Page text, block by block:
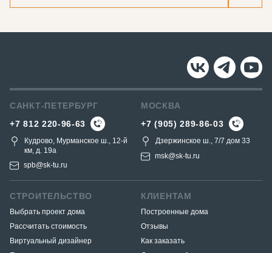
САНКТ-ПЕТЕРБУРГ
+7 812 220-96-63
Кудрово, Мурманское ш., 12-й
км, д. 19a
spb@sk-tu.ru
МОСКВА
+7 (905) 289-86-03
Дзержинское ш., 7/7 дом 33
msk@sk-tu.ru
СТРОИТЕЛЬСТВО
Выбрать проект дома
Рассчитать стоимость
Виртуальный дизайнер
КЛИЕНТАМ
Построенные дома
Отзывы
Как заказать